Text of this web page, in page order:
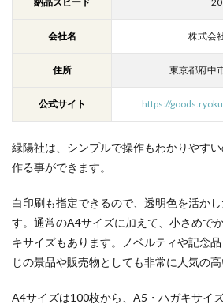
会社名 株式会
住所 東京都府中
公式サイト https://
緑陽社は、シンプルで操作もわかりやす
作る事ができます。
白印刷も指定できるので、透明色を活か
す。通常のA4サイズに加えて、小さめで
キサイズもあります。ノベルティや記念
じの景品や販売物としても非常に人気の高
A4サイズは100枚から、A5・ハガキサイ